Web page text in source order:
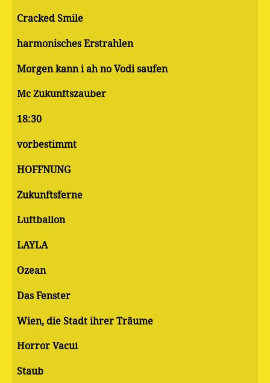
Cracked Smile
harmonisches Erstrahlen
Morgen kann i ah no Vodi saufen
Mc Zukunftszauber
18:30
vorbestimmt
HOFFNUNG
Zukunftsferne
Luftballon
LAYLA
Ozean
Das Fenster
Wien, die Stadt ihrer Träume
Horror Vacui
Staub